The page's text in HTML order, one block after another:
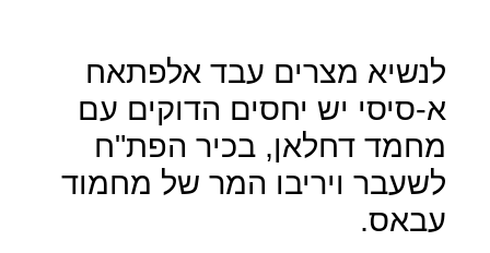
לנשיא מצרים עבד אלפתאח
א-סיסי יש יחסים הדוקים עם
מחמד דחלאן, בכיר הפת"ח
לשעבר ויריבו המר של מחמוד
עבאס.